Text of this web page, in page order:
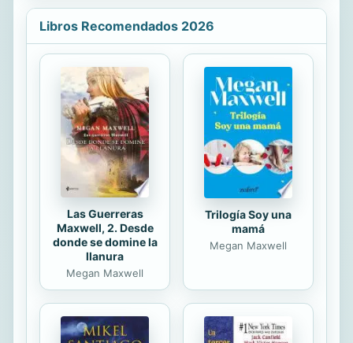
noche, y salen embozados el Rey y
oscura que ni los dedos se ven, y si
has de reñir también, no pegarme a
mí procura, como anoche aconteció,
pues cuando a palos andabas y a los
músicos cascabas un trancazo me
alcanzó. Rey: No habrá esta noche
quimera, que no siempre hemos de
hallar músicos...
Libros Recomendados 2026
Las Guerreras
Maxwell, 2. Desde
donde se domine la
llanura
Megan Maxwell
Trilogía Soy una
mamá
Megan Maxwell